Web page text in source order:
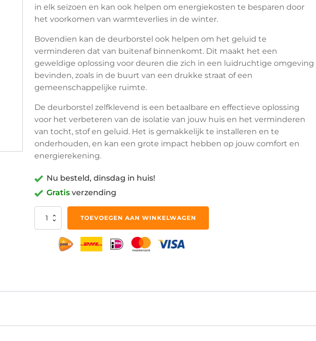
in elk seizoen en kan ook helpen om energiekosten te besparen door
het voorkomen van warmteverlies in de winter.
Bovendien kan de deurborstel ook helpen om het geluid te
verminderen dat van buitenaf binnenkomt. Dit maakt het een
geweldige oplossing voor deuren die zich in een luidruchtige omgeving
bevinden, zoals in de buurt van een drukke straat of een
gemeenschappelijke ruimte.
De deurborstel zelfklevend is een betaalbare en effectieve oplossing
voor het verbeteren van de isolatie van jouw huis en het verminderen
van tocht, stof en geluid. Het is gemakkelijk te installeren en te
onderhouden, en kan een grote impact hebben op jouw comfort en
energierekening.
Nu besteld, dinsdag in huis!
Gratis verzending
Deurborstel
Tochtborstel
TOEVOEGEN AAN WINKELWAGEN